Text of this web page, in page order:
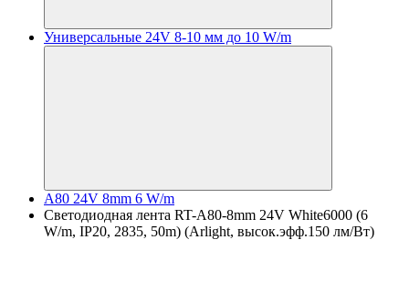
Универсальные 24V 8-10 мм до 10 W/m
A80 24V 8mm 6 W/m
Светодиодная лента RT-A80-8mm 24V White6000 (6
W/m, IP20, 2835, 50m) (Arlight, высок.эфф.150 лм/Вт)